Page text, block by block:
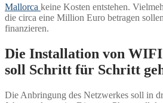
Mallorca keine Kosten entstehen.
die circa eine Million Euro betragen
finanzieren.
Die Installation von
soll Schritt für Schritt
Die Anbringung des Netzwerkes soll in